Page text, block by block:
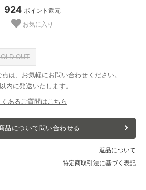
924 ポイント還元
お気に入り
OUT
は、お気軽にお問い合わせください。
内に発送いたします。
あるご質問はこちら
品について問い合わせる
返品について
特定商取引法に基づく表記